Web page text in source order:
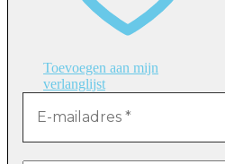
Toevoegen aan mijn
verlanglijst